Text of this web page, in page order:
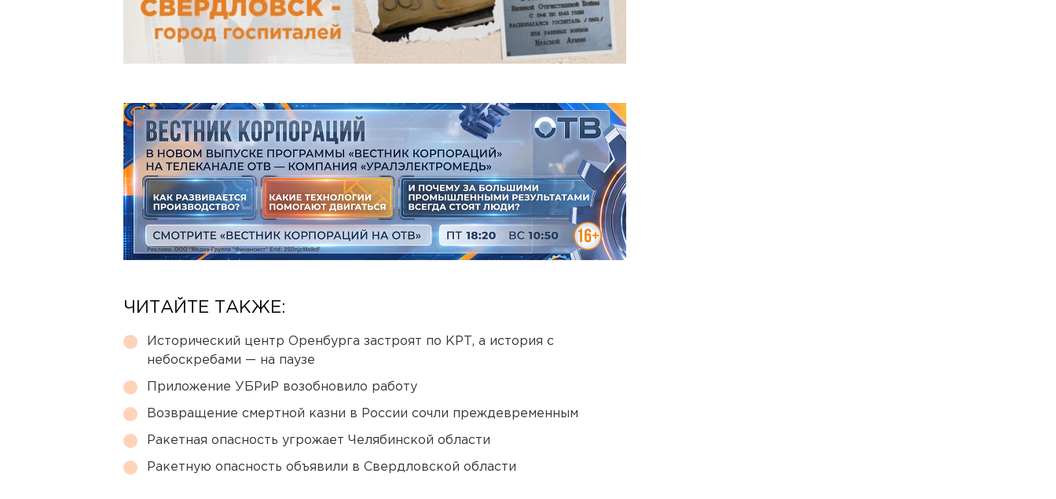
ЧИТАЙТЕ ТАКЖЕ:
Исторический центр Оренбурга застроят по КРТ, а история с
небоскребами — на паузе
Приложение УБРиР возобновило работу
Возвращение смертной казни в России сочли преждевременным
Ракетная опасность угрожает Челябинской области
Ракетную опасность объявили в Свердловской области